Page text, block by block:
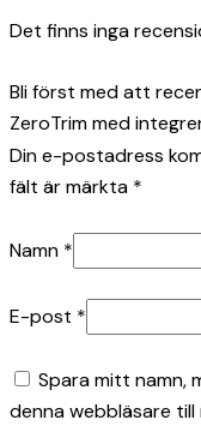
Det finns inga
Bli först med att
ZeroTrim med
Din e-postadress
fält är märkta *
Namn *
E-post *
Spara mitt namn,
denna webbläsare till